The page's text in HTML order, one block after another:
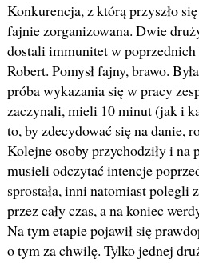
Konkurencja, z którą przyszło
fajnie zorganizowana. Dwie
dostali immunitet w
Robert. Pomysł fajny, brawo.
próba wykazania się w pracy
zaczynali, mieli 10 minut (jak i
to, by zdecydować się na danie,
Kolejne osoby przychodziły i na
musieli odczytać intencje
sprostała, inni natomiast polegli
przez cały czas, a na koniec
Na tym etapie pojawił się
o tym za chwilę. Tylko jednej